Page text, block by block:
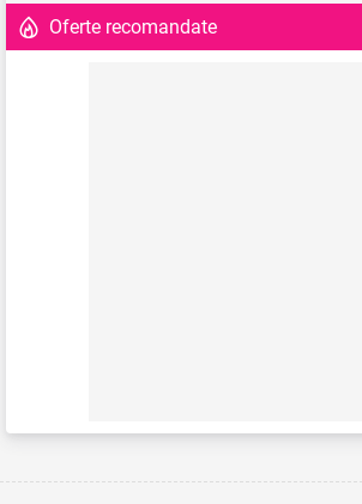
Oferte recomandate